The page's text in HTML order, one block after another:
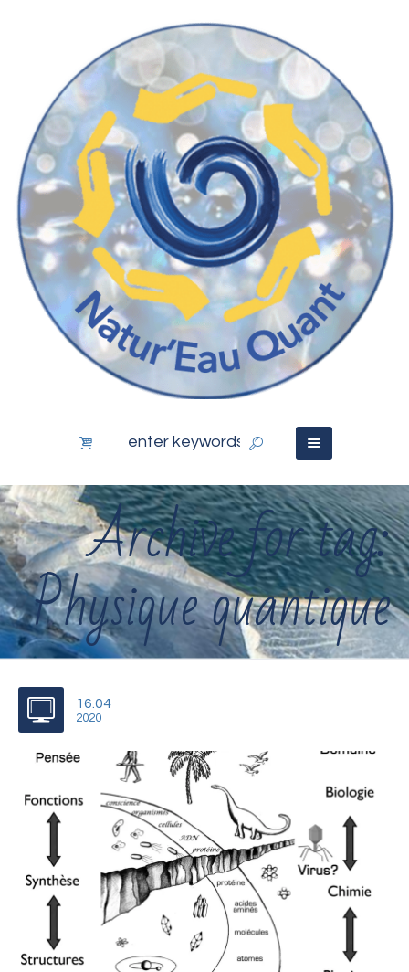
Archive for tag:
Physique quantique
16.04
2020